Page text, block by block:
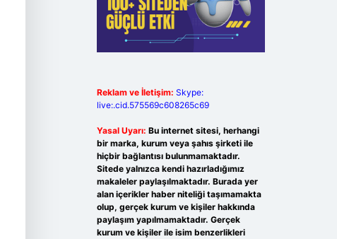
Reklam ve İletişim: Skype:
live:.cid.575569c608265c69
Yasal Uyarı: Bu internet sitesi, herhangi
bir marka, kurum veya şahıs şirketi ile
hiçbir bağlantısı bulunmamaktadır.
Sitede yalnızca kendi hazırladığımız
makaleler paylaşılmaktadır. Burada yer
alan içerikler haber niteliği taşımamakta
olup, gerçek kurum ve kişiler hakkında
paylaşım yapılmamaktadır. Gerçek
kurum ve kişiler ile isim benzerlikleri